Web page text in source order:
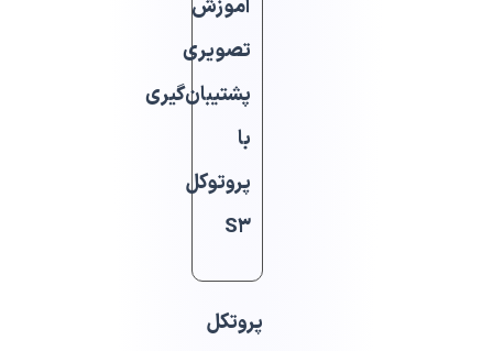
آموزش
تصویری
پشتیبان‌گیری
با
پروتوکل
S3
پروتکل